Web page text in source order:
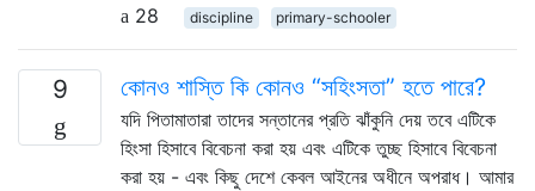
28
discipline primary-schooler
9 কোনও শাস্তি কি কোনও “সহিংসতা” হতে পারে?
যদি পিতামাতারা তাদের সন্তানের প্রতি ঝাঁকুনি দেয় তবে এটিকে
হিংসা হিসাবে বিবেচনা করা হয় এবং এটিকে তুচ্ছ হিসাবে বিবেচনা
করা হয় - এবং কিছু দেশে কেবল আইনের অধীনে অপরাধ। আমার